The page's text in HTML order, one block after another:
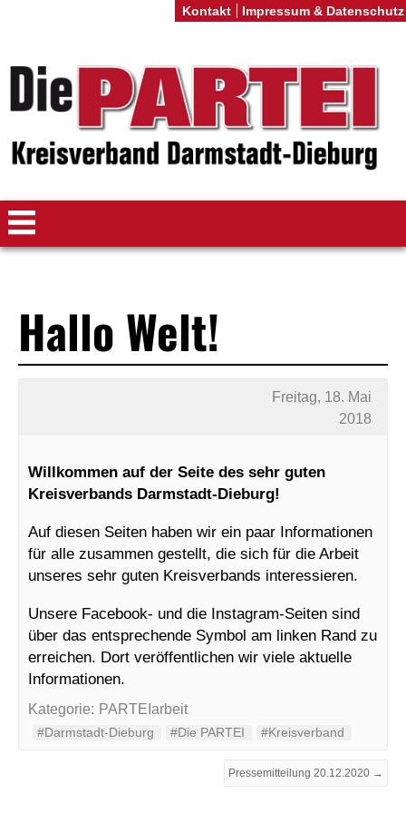
Hallo Welt!
Freitag, 18. Mai
2018
Willkommen auf der Seite des sehr guten
Kreisverbands Darmstadt-Dieburg!
Auf diesen Seiten haben wir ein paar Informationen
für alle zusammen gestellt, die sich für die Arbeit
unseres sehr guten Kreisverbands interessieren.
Unsere Facebook- und die Instagram-Seiten sind
über das entsprechende Symbol am linken Rand zu
erreichen. Dort veröffentlichen wir viele aktuelle
Informationen.
Kategorie: PARTEIarbeit
#Darmstadt-Dieburg #Die PARTEI #Kreisverband
Pressemitteilung 20.12.2020 →
Kontakt Impressum & Datenschutz